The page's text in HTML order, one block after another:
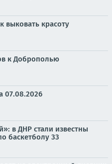
выковать красоту
к Доброполью
07.08.2026
в ДНР стали известны
баскетболу 33